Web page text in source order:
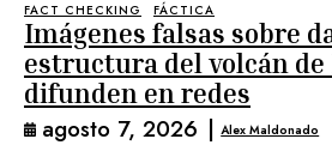
FACT CHECKING FÁCTICA
Imágenes falsas sobre
estructura del volcán de
difunden en redes
agosto 7, 2026 | Alex Maldonado